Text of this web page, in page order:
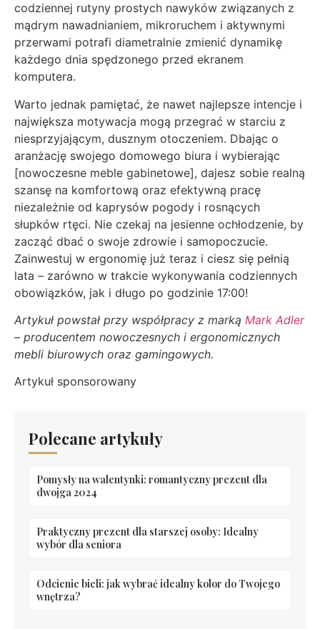
codziennej rutyny prostych nawyków związanych z
mądrym nawadnianiem, mikroruchem i aktywnymi
przerwami potrafi diametralnie zmienić dynamikę
każdego dnia spędzonego przed ekranem
komputera.
Warto jednak pamiętać, że nawet najlepsze intencje i
największa motywacja mogą przegrać w starciu z
niesprzyjającym, dusznym otoczeniem. Dbając o
aranżację swojego domowego biura i wybierając
[nowoczesne meble gabinetowe], dajesz sobie realną
szansę na komfortową oraz efektywną pracę
niezależnie od kaprysów pogody i rosnących
słupków rtęci. Nie czekaj na jesienne ochłodzenie, by
zacząć dbać o swoje zdrowie i samopoczucie.
Zainwestuj w ergonomię już teraz i ciesz się pełnią
lata – zarówno w trakcie wykonywania codziennych
obowiązków, jak i długo po godzinie 17:00!
Artykuł powstał przy współpracy z marką Mark Adler
– producentem nowoczesnych i ergonomicznych
mebli biurowych oraz gamingowych.
Artykuł sponsorowany
Polecane artykuły
Pomysły na walentynki: romantyczny prezent dla
dwojga 2024
Praktyczny prezent dla starszej osoby: Idealny
wybór dla seniora
Odcienie bieli: jak wybrać idealny kolor do Twojego
wnętrza?